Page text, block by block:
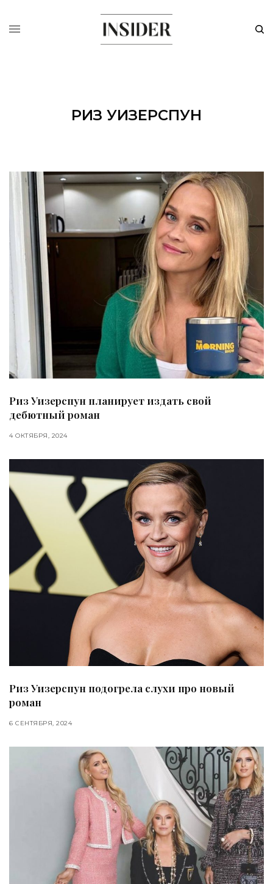
РИЗ УИЗЕРСПУН
Риз Уизерспун планирует издать свой
дебютный роман
4 ОКТЯБРЯ, 2024
Риз Уизерспун подогрела слухи про новый
роман
6 СЕНТЯБРЯ, 2024